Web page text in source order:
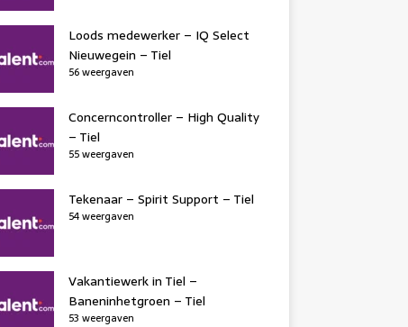
Loods medewerker – IQ Select
Nieuwegein – Tiel
56 weergaven
Concerncontroller – High Quality
– Tiel
55 weergaven
Tekenaar – Spirit Support – Tiel
54 weergaven
Vakantiewerk in Tiel –
Baneninhetgroen – Tiel
53 weergaven